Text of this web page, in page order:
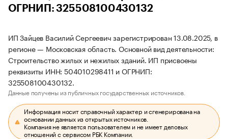
ОГРНИП: 325508100430132
ИП Зайцев Василий Сергеевич зарегистрирован 13.08.2025, в
регионе — Московская область. Основной вид деятельности:
Строительство жилых и нежилых зданий. ИП присвоены
реквизиты ИНН: 504010298411 и ОГРНИП:
325508100430132.
Данные получены из публичных государственных источников.
Информация носит справочный характер и сгенерирована на
основании данных из открытых источников.
Компания не является пользователем и не имеет деловых
отношений с сервисом РБК Компании.